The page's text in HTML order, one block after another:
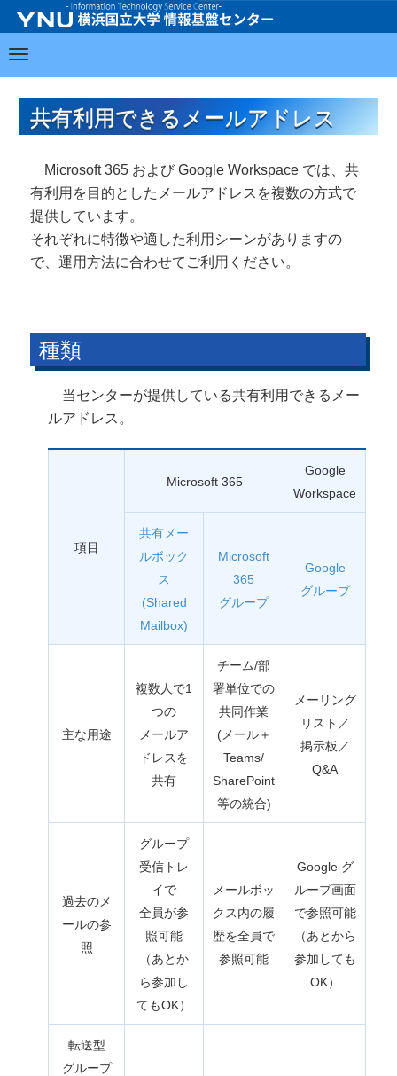
共有利用できるメールアドレス
Microsoft 365 および Google Workspace では、共
有利用を目的としたメールアドレスを複数の方式で
提供しています。
それぞれに特徴や適した利用シーンがありますの
で、運用方法に合わせてご利用ください。
種類
当センターが提供している共有利用できるメー
ルアドレス。
項目
Microsoft 365
Google
Workspace
共有メー
ルボック
ス
(Shared
Mailbox)
Microsoft
365
グループ
Google
グループ
主な用途
複数人で1
つの
メールア
ドレスを
共有
チーム/部
署単位での
共同作業
(メール＋
Teams/
SharePoint
等の統合)
メーリング
リスト／
掲示板／
Q&A
過去のメ
ールの参
照
グループ
受信トレ
イで
全員が参
照可能
（あとか
ら参加し
てもOK）
メールボッ
クス内の履
歴を全員で
参照可能
Google グ
ループ画面
で参照可能
（あとから
参加しても
OK）
転送型
グループ